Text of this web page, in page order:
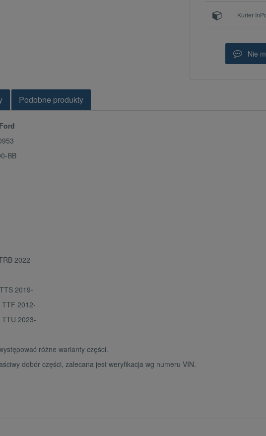
Kurier
Nie
Podobne produkty
BB
2022-
2019-
TTF 2012-
TTU 2023-
różne warianty części.
dobór części, zalecana jest weryfikacja wg numeru VIN.